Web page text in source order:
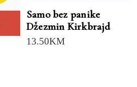
Samo bez panike
Džezmin Kirkbrajd
13.50KM